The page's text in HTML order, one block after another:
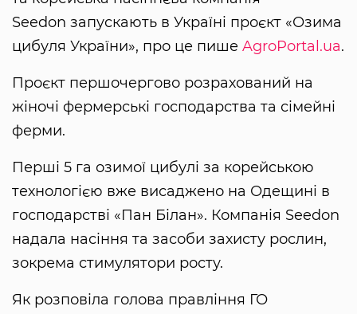
Seedon запускають в Україні проєкт «Озима
цибуля України», про це пише AgroPortal.ua.
Проєкт першочергово розрахований на
жіночі фермерські господарства та сімейні
ферми.
Перші 5 га озимої цибулі за корейською
технологією вже висаджено на Одещині в
господарстві «Пан Білан». Компанія Seedon
надала насіння та засоби захисту рослин,
зокрема стимулятори росту.
Як розповіла голова правління ГО